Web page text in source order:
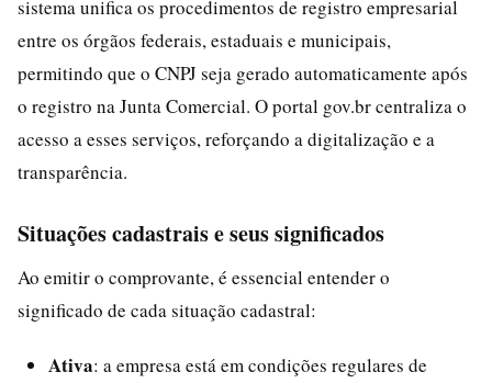
sistema unifica os procedimentos de registro empresarial
entre os órgãos federais, estaduais e municipais,
permitindo que o CNPJ seja gerado automaticamente após
o registro na Junta Comercial. O portal gov.br centraliza o
acesso a esses serviços, reforçando a digitalização e a
transparência.
Situações cadastrais e seus significados
Ao emitir o comprovante, é essencial entender o
significado de cada situação cadastral:
Ativa: a empresa está em condições regulares de